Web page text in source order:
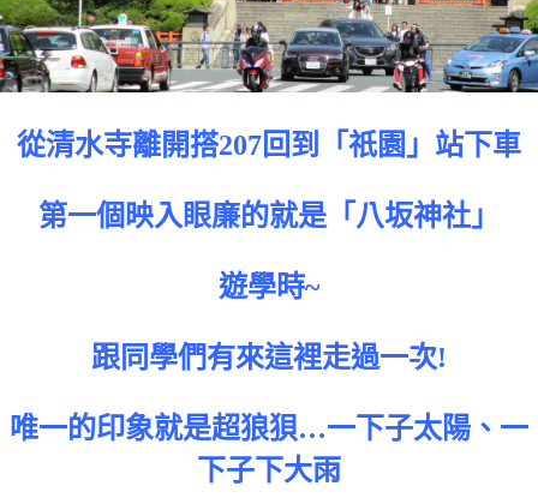
從清水寺離開搭207回到「祇園」站下車
第一個映入眼廉的就是「八坂神社」
遊學時~
跟同學們有來這裡走過一次!
唯一的印象就是超狼狽…一下子太陽、一
下子下大雨